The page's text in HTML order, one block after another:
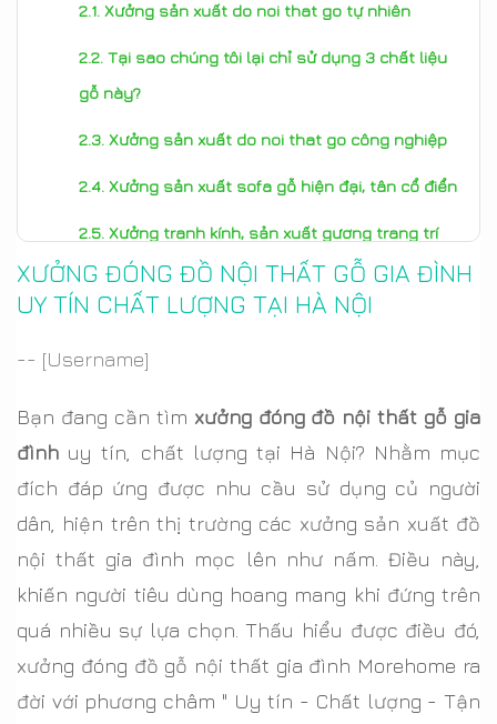
Xưởng sản xuất do noi that go tự nhiên
Tại sao chúng tôi lại chỉ sử dụng 3 chất liệu
gỗ này?
Xưởng sản xuất do noi that go công nghiệp
Xưởng sản xuất sofa gỗ hiện đại, tân cổ điển
Xưởng tranh kính, sản xuất gương trang trí
3. Morehome - Chuyên sản xuất đồ nội thất gia
đình
XƯỞNG ĐÓNG ĐỒ NỘI THẤT GỖ GIA ĐÌNH
UY TÍN CHẤT LƯỢNG TẠI HÀ NỘI
-- [Username]
Bạn đang cần tìm xưởng đóng đồ nội thất gỗ gia
đình uy tín, chất lượng tại Hà Nội? Nhằm mục
đích đáp ứng được nhu cầu sử dụng củ người
dân, hiện trên thị trường các xưởng sản xuất đồ
nội thất gia đình mọc lên như nấm. Điều này,
khiến người tiêu dùng hoang mang khi đứng trên
quá nhiều sự lựa chọn. Thấu hiểu được điều đó,
xưởng đóng đồ gỗ nội thất gia đình Morehome ra
đời với phương châm " Uy tín - Chất lượng - Tận